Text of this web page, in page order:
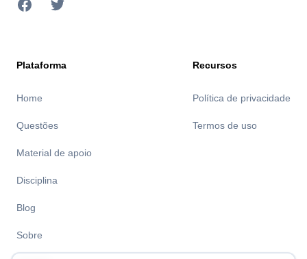
Facebook
Twitter
Plataforma
Home
Questões
Material de apoio
Disciplina
Blog
Sobre
Recursos
Política de privacidade
Termos de uso